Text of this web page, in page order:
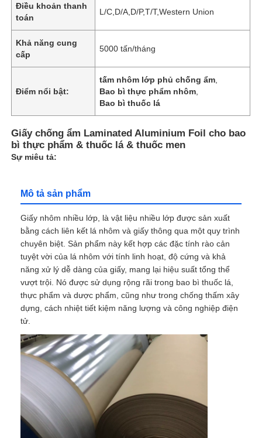
Điều khoản thanh
toán
L/C,D/A,D/P,T/T,Western Union
Khả năng cung
cấp
5000 tấn/tháng
Điểm nổi bật:
tấm nhôm lớp phủ chống ẩm
Bao bì thực phẩm nhôm
Bao bì thuốc lá
Giấy chống ẩm Laminated Aluminium Foil cho bao
bì thực phẩm & thuốc lá & thuốc men
Sự miêu tả:
Mô tả sản phẩm
Giấy nhôm nhiều lớp, là vật liệu nhiều lớp được sản xuất
bằng cách liên kết lá nhôm và giấy thông qua một quy trình
chuyên biệt. Sản phẩm này kết hợp các đặc tính rào cản
tuyệt vời của lá nhôm với tính linh hoạt, độ cứng và khả
năng xử lý dễ dàng của giấy, mang lại hiệu suất tổng thể
vượt trội. Nó được sử dụng rộng rãi trong bao bì thuốc lá,
thực phẩm và dược phẩm, cũng như trong chống thấm xây
dựng, cách nhiệt tiết kiệm năng lượng và công nghiệp điện
tử.